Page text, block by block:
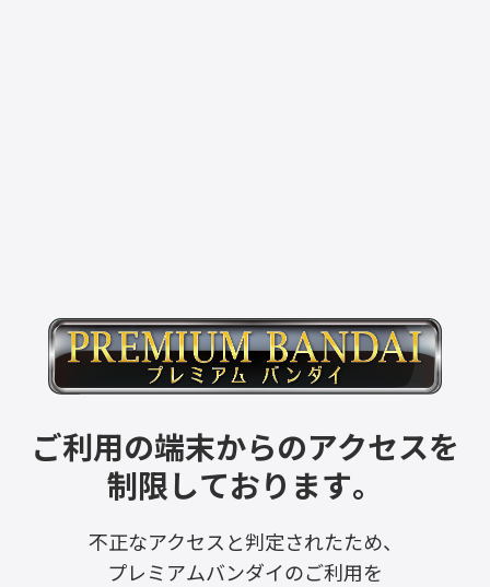
ご利用の端末からのアクセスを
制限しております。
不正なアクセスと判定されたため、
プレミアムバンダイのご利用を